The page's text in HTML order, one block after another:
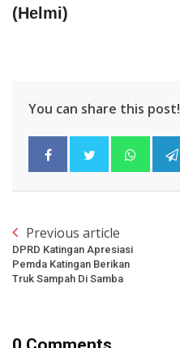
(Helmi)
You can share this post!
Previous article
DPRD Katingan Apresiasi
Pemda Katingan Berikan
Truk Sampah Di Samba